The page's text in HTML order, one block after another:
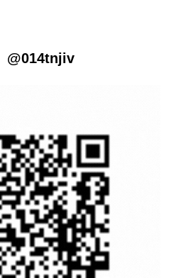
@014tnjiv